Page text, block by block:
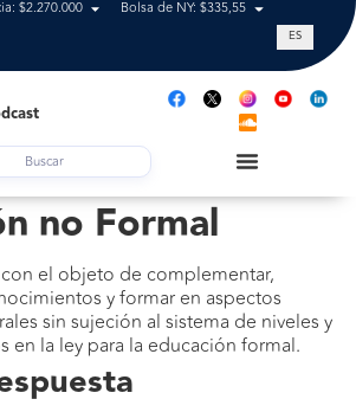
$2.270.000 Bolsa de NY: $335,55 Tasa de
ES
no Formal
el objeto de complementar,
y formar en aspectos
sin sujeción al sistema de niveles y
en la ley para la educación formal.